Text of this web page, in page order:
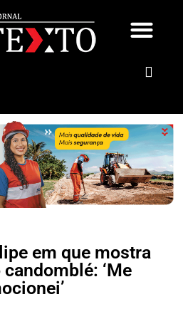
em que mostra
‘Me